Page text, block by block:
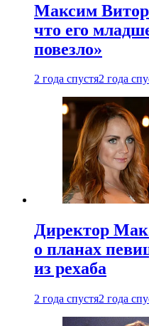
Максим
что его
повезло»
2 года спустя2 года
Директор
о планах
из рехаба
2 года спустя2 года